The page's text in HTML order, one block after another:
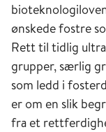
ønskede fostre
Rett til tidlig
grupper, særlig
som ledd i
er om en slik
fra et